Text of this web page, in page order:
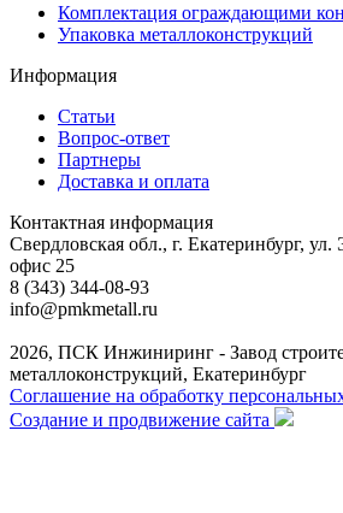
Комплектация ограждающими
Упаковка металлоконструкций
Информация
Статьи
Вопрос-ответ
Партнеры
Доставка и оплата
Контактная информация
Свердловская обл., г. Екатеринбург, ул.
офис 25
8 (343) 344-08-93
info@pmkmetall.ru
2026, ПСК Инжиниринг - Завод
металлоконструкций, Екатеринбург
Соглашение на обработку
Создание и продвижение сайта